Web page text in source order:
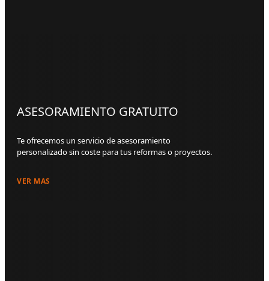
ASESORAMIENTO GRATUITO
Te ofrecemos un servicio de asesoramiento
personalizado sin coste para tus reformas o proyectos.
VER MAS